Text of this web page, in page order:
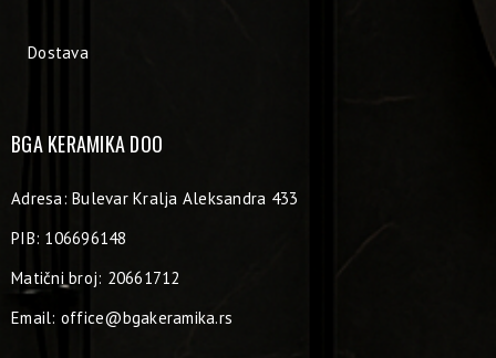
Dostava
BGA KERAMIKA DOO
Adresa: Bulevar Kralja Aleksandra 433
PIB: 106696148
Matični broj: 20661712
Email: office@bgakeramika.rs